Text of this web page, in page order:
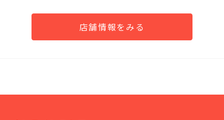
店舗情報をみる